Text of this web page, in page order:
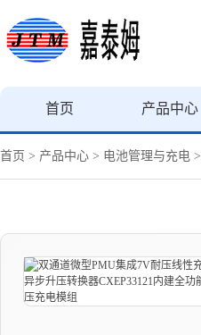
首页 产品中心
首页 > 产品中心 > 电池管理与充电 >